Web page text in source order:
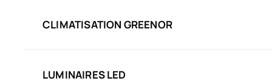
CLIMATISATION GREENOR
LUMINAIRES LED